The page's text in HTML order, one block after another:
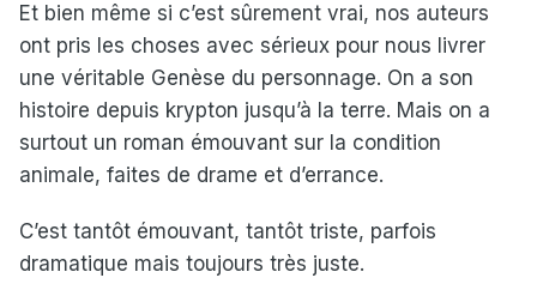
Et bien même si c’est sûrement vrai, nos auteurs
ont pris les choses avec sérieux pour nous livrer
une véritable Genèse du personnage. On a son
histoire depuis krypton jusqu’à la terre. Mais on a
surtout un roman émouvant sur la condition
animale, faites de drame et d’errance.
C’est tantôt émouvant, tantôt triste, parfois
dramatique mais toujours très juste.